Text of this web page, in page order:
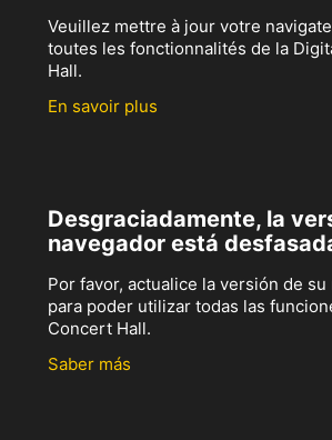
Veuillez mettre à jour votre
toutes les fonctionnalités de la
Hall.
En savoir plus
Desgraciadamente, la
navegador está
Por favor, actualice la versión de su
para poder utilizar todas las
Concert Hall.
Saber más